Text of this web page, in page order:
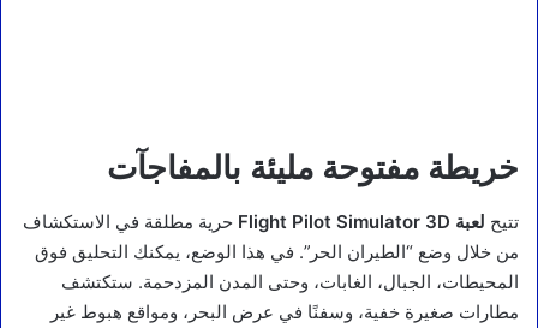
خريطة مفتوحة مليئة بالمفاجآت
تتيح لعبة Flight Pilot Simulator 3D
حرية مطلقة في الاستكشاف
من خلال وضع “الطيران الحر”. في هذا الوضع، يمكنك التحليق فوق
المحيطات، الجبال، الغابات، وحتى المدن المزدحمة. ستكتشف
مطارات صغيرة خفية، وسفنًا في عرض البحر، ومواقع هبوط غير